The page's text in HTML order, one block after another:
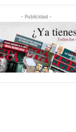
- Publicidad -